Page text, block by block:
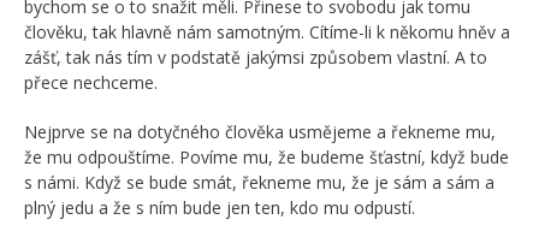
bychom se o to snažit měli. Přinese to svobodu jak tomu
člověku, tak hlavně nám samotným. Cítíme-li k někomu hněv a
zášť, tak nás tím v podstatě jakýmsi způsobem vlastní. A to
přece nechceme.
Nejprve se na dotyčného člověka usmějeme a řekneme mu,
že mu odpouštíme. Povíme mu, že budeme šťastní, když bude
s námi. Když se bude smát, řekneme mu, že je sám a sám a
plný jedu a že s ním bude jen ten, kdo mu odpustí.